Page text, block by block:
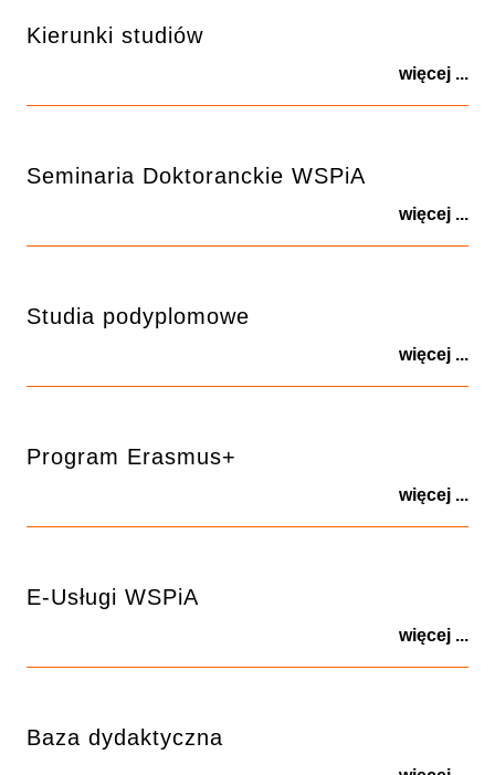
Kierunki studiów
więcej ...
Seminaria Doktoranckie WSPiA
więcej ...
Studia podyplomowe
więcej ...
Program Erasmus+
więcej ...
E-Usługi WSPiA
więcej ...
Baza dydaktyczna